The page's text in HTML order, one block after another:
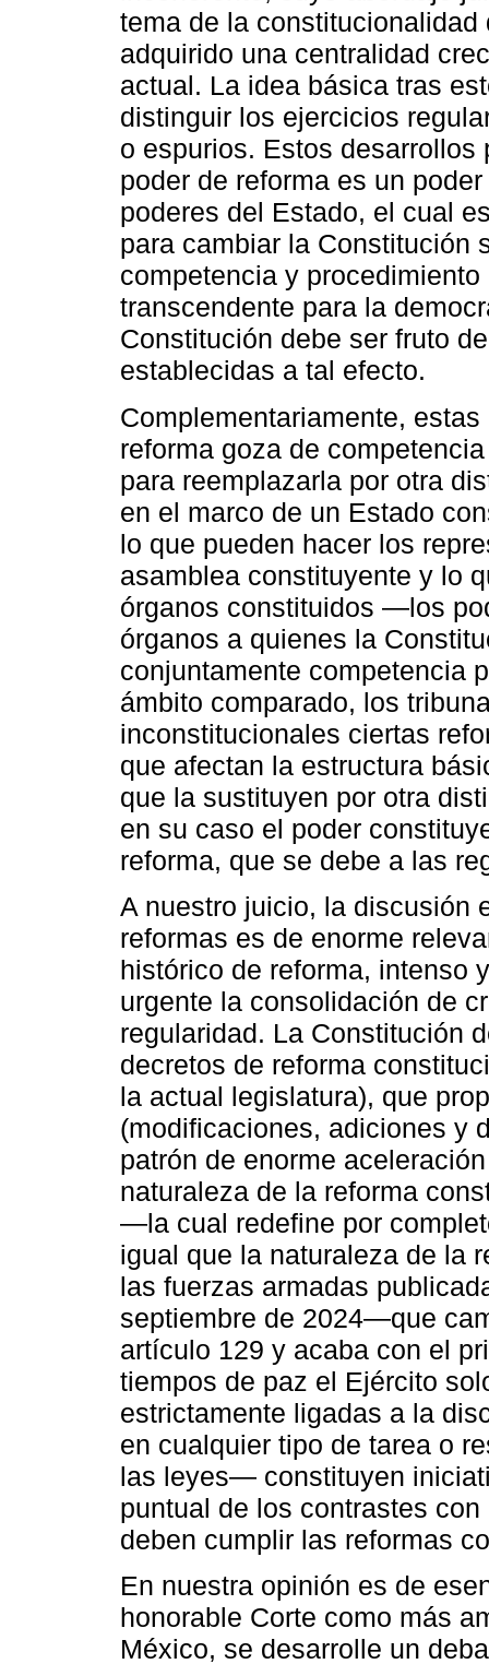
tema de la
adquirido una centralidad
actual. La idea básica tras
distinguir los ejercicios
o espurios. Estos
poder de reforma es un
poderes del Estado, el cual
para cambiar la Constitución
competencia y
transcendente para la
Constitución debe ser fruto
establecidas a tal efecto.
Complementariamente,
reforma goza de
para reemplazarla por otra
en el marco de un Estado
lo que pueden hacer los
asamblea constituyente y lo
órganos constituidos —los
órganos a quienes la
conjuntamente competencia
ámbito comparado, los
inconstitucionales ciertas
que afectan la estructura
que la sustituyen por otra
en su caso el poder
reforma, que se debe a las
A nuestro juicio, la discusión
reformas es de enorme
histórico de reforma, intenso
urgente la consolidación de
regularidad. La Constitución
decretos de reforma
la actual legislatura), que
(modificaciones, adiciones y
patrón de enorme
naturaleza de la reforma
—la cual redefine por
igual que la naturaleza de la
las fuerzas armadas
septiembre de 2024—que
artículo 129 y acaba con el
tiempos de paz el Ejército
estrictamente ligadas a la
en cualquier tipo de tarea o
las leyes— constituyen
puntual de los contrastes
deben cumplir las reformas
En nuestra opinión es de
honorable Corte como más
México, se desarrolle un